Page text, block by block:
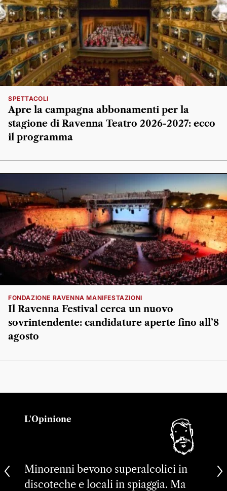
SPETTACOLI
Apre la campagna abbonamenti per la
stagione di Ravenna Teatro 2026-2027: ecco
il programma
FONDAZIONE RAVENNA MANIFESTAZIONI
Il Ravenna Festival cerca un nuovo
sovrintendente: candidature aperte fino all’8
agosto
L'Opinione
Minorenni bevono superalcolici in
discoteche e locali in spiaggia. Ma